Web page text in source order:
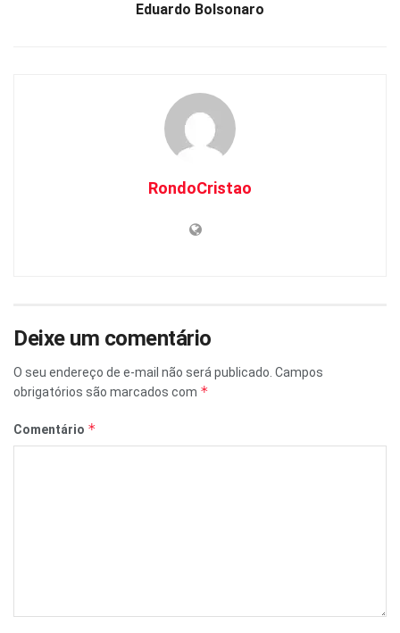
Eduardo Bolsonaro
RondoCristao
Deixe um comentário
O seu endereço de e-mail não será publicado. Campos
obrigatórios são marcados com *
Comentário *